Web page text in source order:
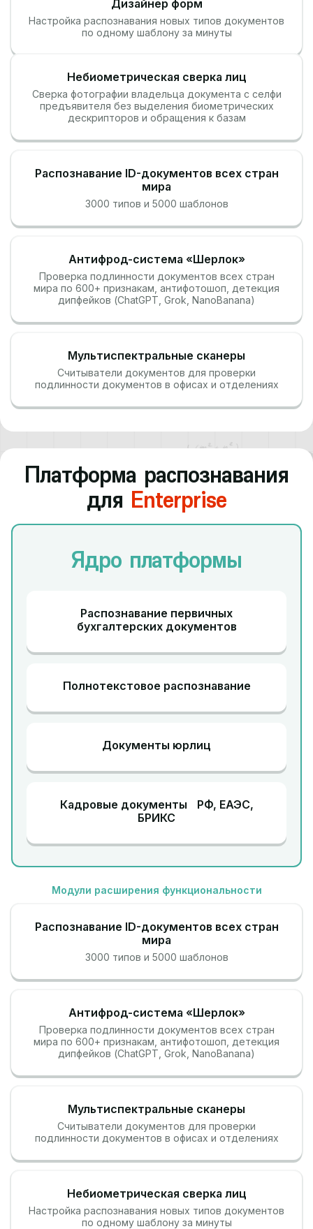
Дизайнер форм
Настройка распознавания новых типов документов
по одному шаблону за минуты
Небиометрическая сверка лиц
Сверка фотографии владельца документа с селфи
предъявителя без выделения биометрических
дескрипторов и обращения к базам
Распознавание ID-документов всех стран
мира
3000 типов и 5000 шаблонов
Антифрод-система «Шерлок»
Проверка подлинности документов всех стран
мира по 600+ признакам, антифотошоп, детекция
дипфейков (ChatGPT, Grok, NanoBanana)
Мультиспектральные сканеры
Считыватели документов для проверки
подлинности документов в офисах и отделениях
Платформа распознавания
для Enterprise
Модули расширения функциональности
Распознавание ID-документов всех стран
мира
3000 типов и 5000 шаблонов
Антифрод-система «Шерлок»
Проверка подлинности документов всех стран
мира по 600+ признакам, антифотошоп, детекция
дипфейков (ChatGPT, Grok, NanoBanana)
Мультиспектральные сканеры
Считыватели документов для проверки
подлинности документов в офисах и отделениях
Небиометрическая сверка лиц
Настройка распознавания новых типов документов
по одному шаблону за минуты
Ядро платформы
Распознавание первичных
бухгалтерских документов
Полнотекстовое распознавание
Документы юрлиц
Кадровые документы РФ, ЕАЭС,
БРИКС